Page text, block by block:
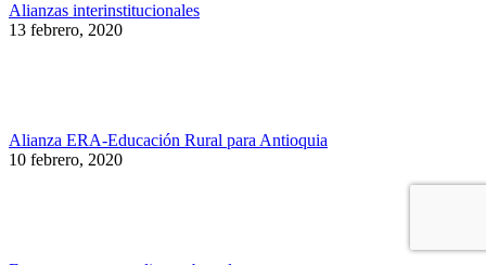
Alianzas interinstitucionales
13 febrero, 2020
Alianza ERA-Educación Rural para Antioquia
10 febrero, 2020